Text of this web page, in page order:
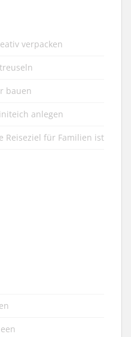
verpacken
bauen
anlegen
Reiseziel für Familien ist